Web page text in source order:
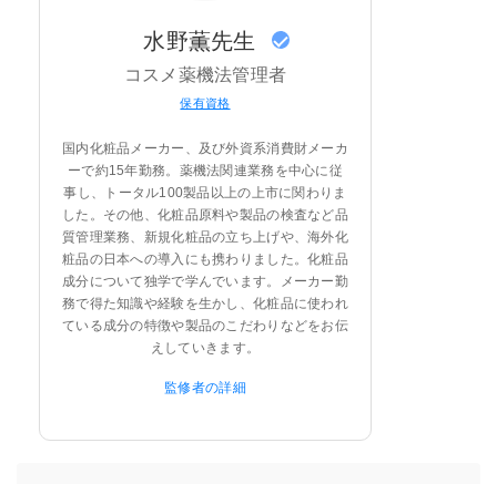
水野薫先生
コスメ薬機法管理者
保有資格
国内化粧品メーカー、及び外資系消費財メーカ
ーで約15年勤務。薬機法関連業務を中心に従
事し、トータル100製品以上の上市に関わりま
した。その他、化粧品原料や製品の検査など品
質管理業務、新規化粧品の立ち上げや、海外化
粧品の日本への導入にも携わりました。化粧品
成分について独学で学んでいます。メーカー勤
務で得た知識や経験を生かし、化粧品に使われ
ている成分の特徴や製品のこだわりなどをお伝
えしていきます。
監修者の詳細